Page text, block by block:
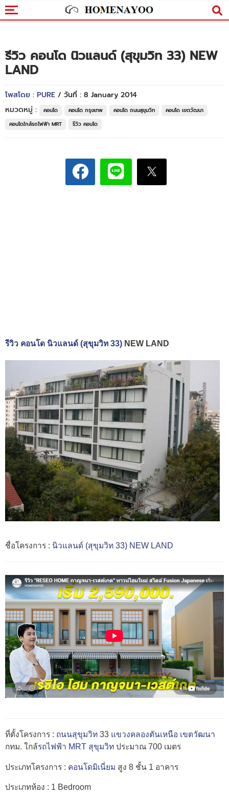
รีวิว คอนโด นิวแลนด์ (สุขุมวิท 33) NEW
LAND
โพสโดย : PURE / วันที่ : 8 January 2014
หมวดหมู่ :
คอนโด คอนโด กรุงเทพ คอนโด ถนนสุขุมวิท
คอนโด เขตวัฒนา
คอนโดใกล้รถไฟฟ้า MRT
รีวิว คอนโด
รีวิว คอนโด นิวแลนด์ (สุขุมวิท 33) NEW LAND
ชื่อโครงการ : นิวแลนด์ (สุขุมวิท 33) NEW LAND
ที่ตั้งโครงการ : ถนนสุขุมวิท 33 แขวงคลองตันเหนือ เขตวัฒนา
กทม. ใกล้รถไฟฟ้า MRT สุขุมวิท ประมาณ 700 เมตร
ประเภทโครงการ : คอนโดมิเนี่ยม สูง 8 ชั้น 1 อาคาร
ประเภทห้อง : 1 Bedroom